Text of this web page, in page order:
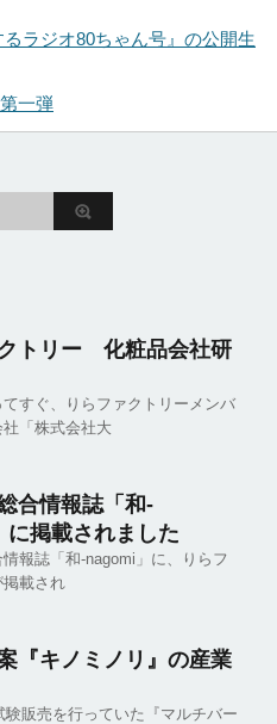
るラジオ80ちゃん号』の公開生
一弾
トリー 化粧品会社研
すぐ、りらファクトリーメンバ
「株式会社大
合情報誌「和-
掲載されました
報誌「和-nagomi」に、りらフ
掲載され
『キノミノリ』の産業
験販売を行っていた『マルチバー